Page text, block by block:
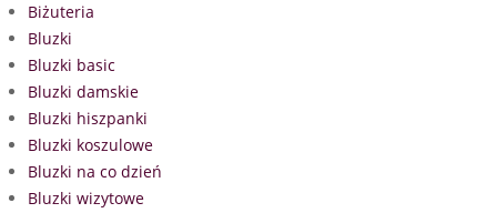
Biżuteria
Bluzki
Bluzki basic
Bluzki damskie
Bluzki hiszpanki
Bluzki koszulowe
Bluzki na co dzień
Bluzki wizytowe